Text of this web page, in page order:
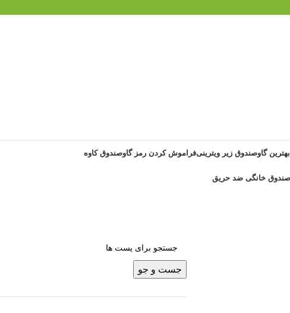
بهترین گاوصندوق زیر ویترینیفراموش کردن رمز گاوصندوق کاوه
جست و جو